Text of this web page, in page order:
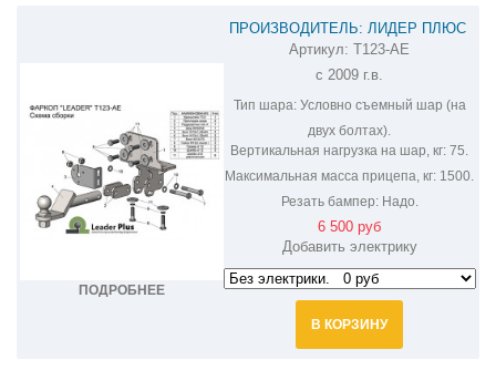
ПОДРОБНЕЕ
ПРОИЗВОДИТЕЛЬ: ЛИДЕР ПЛЮС
ФАРКОП НА LEXUS GX 460 T123-AE
Артикул: T123-AE
c 2009 г.в.
Тип шара:Условно съемный шар (на
двух болтах).
Вертикальная нагрузка на шар, кг: 75.
Максимальная масса прицепа, кг: 1500.
Резать бампер:Надо.
6 500 руб
Добавить электрику
В КОРЗИНУ